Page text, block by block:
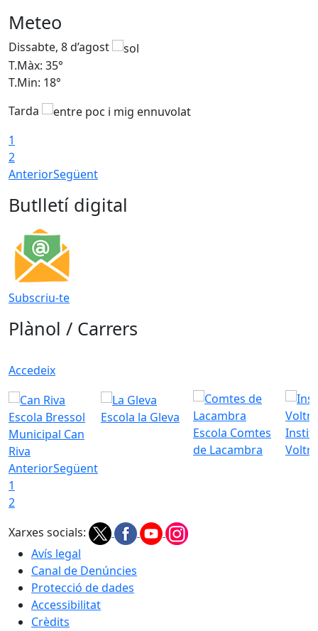
Meteo
Dissabte, 8 d’agost
T.Màx: 35°
T.Min: 18°
Tarda
1
2
AnteriorSegüent
Butlletí digital
Subscriu-te
Plànol / Carrers
Accedeix
Escola Bressol
Municipal Can
Riva
Escola la Gleva
Escola Comtes
de Lacambra
AnteriorSegüent
1
2
Xarxes socials:
Avís legal
Canal de Denúncies
Protecció de dades
Accessibilitat
Crèdits